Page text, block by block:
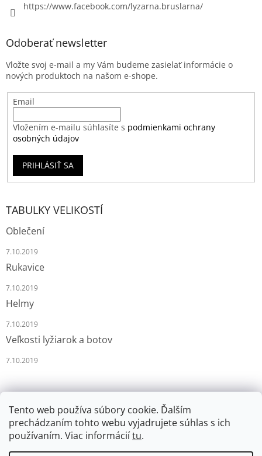
Tento web používa súbory cookie. Ďalším
prechádzaním tohto webu vyjadrujete súhlas s ich
používaním. Viac informáciítu.
https://www.facebook.com/lyzarna.bruslarna/
Odoberať newsletter
Vložte svoj e-mail a my Vám budeme zasielať informácie o
nových produktoch na našom e-shope.
Email
Vložením e-mailu súhlasíte s podmienkami ochrany
osobných údajov
PRIHLÁSIŤ SA
TABULKY VELIKOSTÍ
Oblečení
7.10.2019
Rukavice
7.10.2019
Helmy
7.10.2019
Veľkosti lyžiarok a botov
7.10.2019